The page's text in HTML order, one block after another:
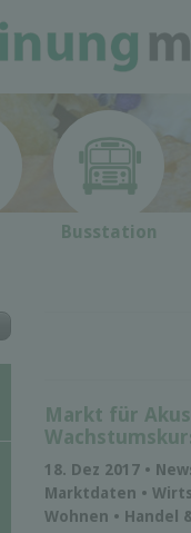
Busstation
Markt für
18. Dez 2017 •
Marktdaten •
Wohnen • Handel